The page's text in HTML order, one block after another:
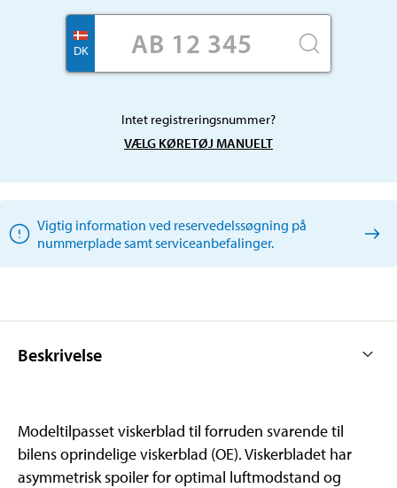
DK
Intet registreringsnummer?
VÆLG KØRETØJ MANUELT
Vigtig information ved reservedelssøgning på
nummerplade samt serviceanbefalinger.
Beskrivelse
Modeltilpasset viskerblad til forruden svarende til
bilens oprindelige viskerblad (OE). Viskerbladet har
asymmetrisk spoiler for optimal luftmodstand og